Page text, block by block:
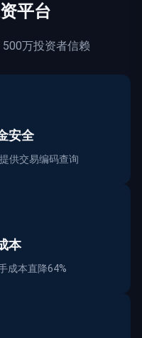
平台
万投资者信赖
安全
供交易编码查询
本
成本直降64%